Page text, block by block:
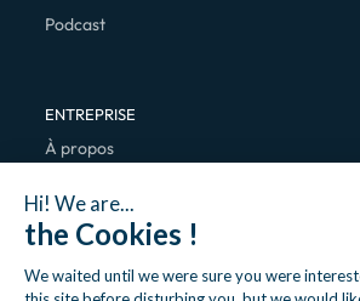
Hi! We are...
the Cookies !
We waited until we were sure you were
Podcast
ENTREPRISE
À propos
Contact